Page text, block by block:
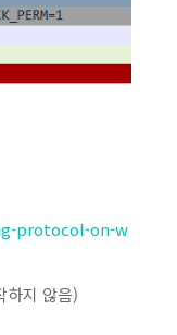
protocol-on-w
지 않음)